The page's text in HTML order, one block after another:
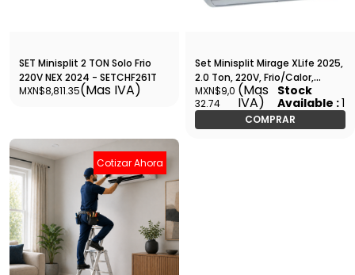
SET Minisplit 2 TON Solo Frio
220V NEX 2024 - SETCHF261T
MXN$8,811.35(Mas IVA)
Set Minisplit Mirage XLife 2025,
2.0 Ton, 220V, Frio/Calor,
R410A, Tubería 5/8 1/4-
SETCLC261J
MXN$9,0
32.74
(Mas
IVA)
Stock
Available :1
COMPRAR
Cotizar Ahora